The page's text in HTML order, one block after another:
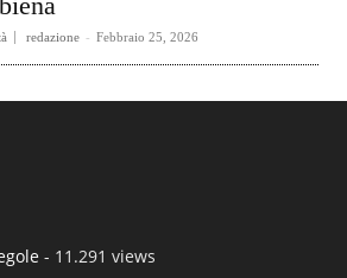
redazione - Febbraio 25, 2026
- 11.291 views